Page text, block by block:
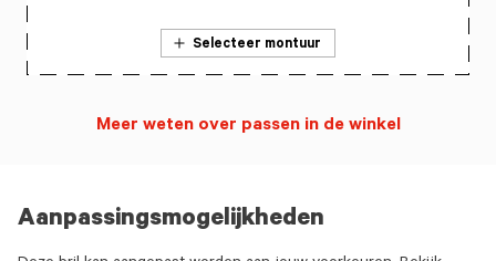
Aanpassingsmogelijkheden
Selecteer montuur
Meer weten over passen in de winkel